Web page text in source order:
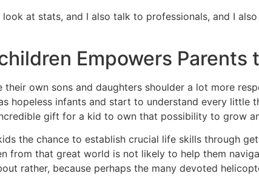
look at stats, and I also talk to professionals, and I
Empowers Parents
their own sons and daughters shoulder a lot more
hopeless infants and start to understand every
gift for a kid to own that possibility to grow
the chance to establish crucial life skills through
from that great world is not likely to help them
rather, because perhaps the many devoted